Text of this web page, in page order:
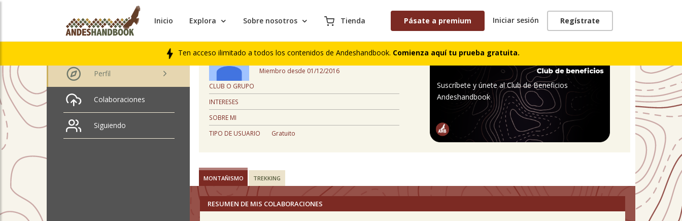
Inicio Explora Sobre nosotros Tienda Pásate a premium Iniciar sesión Regístrate
Ten acceso ilimitado a todos los contenidos de Andeshandbook. Comienza aquí tu prueba gratuita.
Manuel S. Pinilla
Molina
Perfil
Colaboraciones
Siguiendo
PERFIL
Miembro desde 01/12/2016
CLUB O GRUPO
INTERESES
SOBRE MI
TIPO DE USUARIO
Gratuito
Suscríbete y únete al Club de Beneficios
Andeshandbook
MONTAÑISMO TREKKING
RESUMEN DE MIS COLABORACIONES